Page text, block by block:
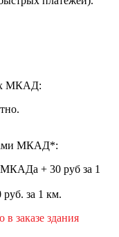
МКАД:
МКАД*:
+ 30 руб за 1
за 1 км.
в заказе здания